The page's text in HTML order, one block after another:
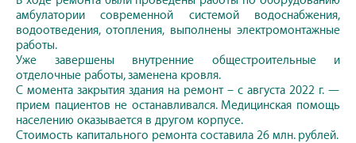
амбулатории современной системой водоснабжения,
водоотведения, отопления, выполнены электромонтажные
работы.
Уже завершены внутренние общестроительные и
отделочные работы, заменена кровля.
С момента закрытия здания на ремонт – с августа 2022 г. —
прием пациентов не останавливался. Медицинская помощь
населению оказывается в другом корпусе.
Стоимость капитального ремонта составила 26 млн. рублей.